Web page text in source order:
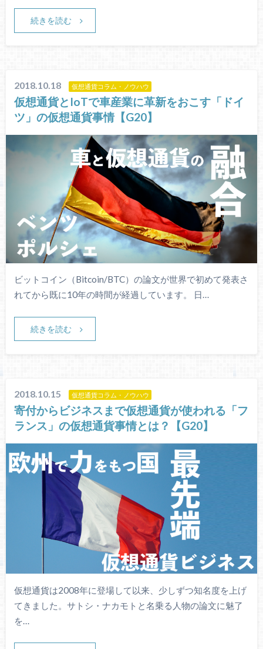
続きを読む
2018.10.18 仮想通貨コラム・ノウハウ
仮想通貨とIoTで車産業に革新をおこす「ドイ
ツ」の仮想通貨事情【G20】
ビットコイン（Bitcoin/BTC）の論文が世界で初めて発表さ
れてから既に10年の時間が経過しています。 日…
続きを読む
2018.10.15 仮想通貨コラム・ノウハウ
寄付からビジネスまで仮想通貨が使われる「フ
ランス」の仮想通貨事情とは？【G20】
仮想通貨は2008年に登場して以来、少しずつ知名度を上げ
てきました。サトシ・ナカモトと名乗る人物の論文に魅了
を…